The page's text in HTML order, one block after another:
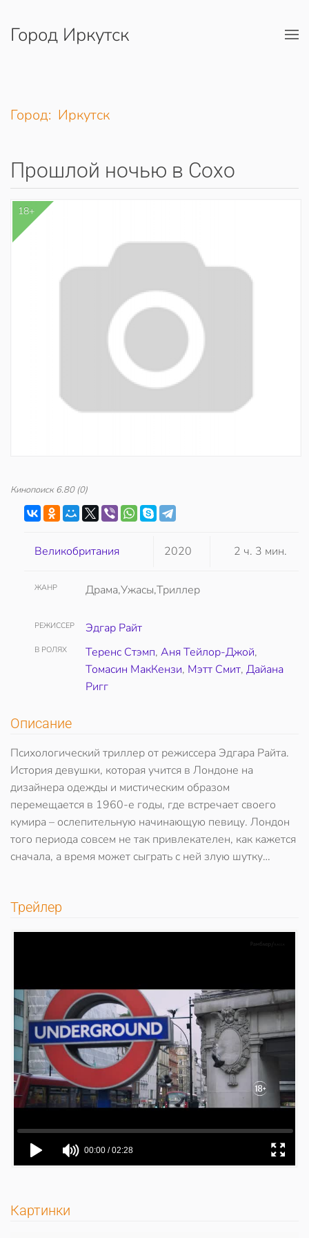
Перейти к содержимому
Город Иркутск
Город: Иркутск
Прошлой ночью в Сохо
18+
Кинопоиск 6.80(0)
Великобритания 2020 2 ч. 3 мин.
ЖАНР Драма,Ужасы,Триллер
РЕЖИССЕР Эдгар Райт
В РОЛЯХ Теренс Стэмп, Аня Тейлор-Джой,
Томасин МакКензи, Мэтт Смит, Дайана
Ригг
Описание
Психологический триллер от режиссера Эдгара Райта.
История девушки, которая учится в Лондоне на
дизайнера одежды и мистическим образом
перемещается в 1960-е годы, где встречает своего
кумира – ослепительную начинающую певицу. Лондон
того периода совсем не так привлекателен, как кажется
сначала, а время может сыграть с ней злую шутку…
Трейлер
Картинки